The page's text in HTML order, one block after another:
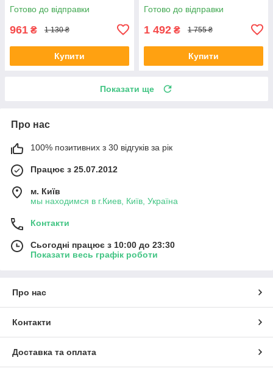
Готово до відправки
961 ₴ 1 130 ₴
Купити
Готово до відправки
1 492 ₴ 1 755 ₴
Купити
Показати ще
Про нас
100% позитивних з 30 відгуків за рік
Працює з 25.07.2012
м. Київ
мы находимся в г.Киев, Київ, Україна
Контакти
Сьогодні працює з 10:00 до 23:30
Показати весь графік роботи
Про нас
Контакти
Доставка та оплата